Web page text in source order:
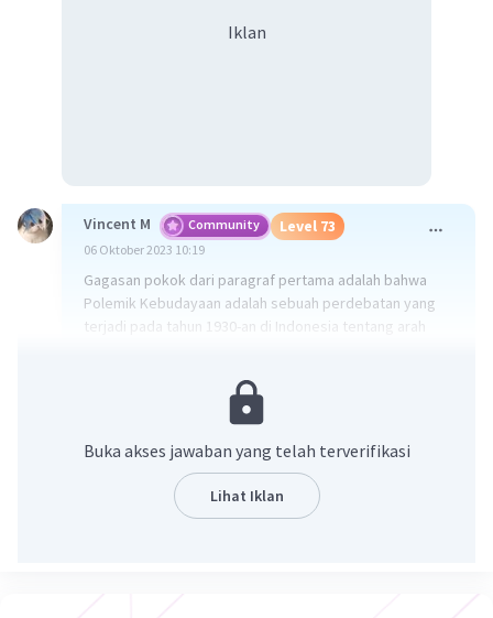
Iklan
Vincent M Community Level 73
06 Oktober 2023 10:19
Gagasan pokok dari paragraf pertama adalah bahwa
Polemik Kebudayaan adalah sebuah perdebatan yang
terjadi pada tahun 1930-an di Indonesia tentang arah
apakah sebaiknya Indonesia meniru kebudayaan Barat
yang telah maju, atau mengembangkan nilai-nilai budaya
Timur yang lebih sesuai dengan identitas dan
kepribadian bangsa Indonesia.
·0.0(0) Balas
Buka akses jawaban yang telah terverifikasi
Lihat Iklan